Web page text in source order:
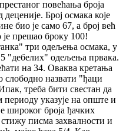
повећања броја
Број осмака које
био је само 67, а број већ
прешао броку 100!
три одељења осмака, у
"дебелих" одељења првака.
на 34. Оваква кретања
слободно назвати "ђаци
треба бити свестан да
указује на опште и
широког броја ђачких
писма захвалности и